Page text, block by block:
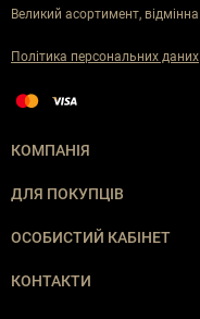
Великий асортимент, відмінна
Політика персональних даних
КОМПАНІЯ
ДЛЯ ПОКУПЦІВ
ОСОБИСТИЙ КАБІНЕТ
КОНТАКТИ